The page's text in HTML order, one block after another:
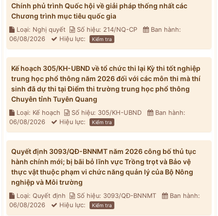
Chính phủ trình Quốc hội về giải pháp thống nhất các
Chương trình mục tiêu quốc gia
Loại: Nghị quyết Số hiệu: 214/NQ-CP
Ban hành:
06/08/2026
Hiệu lực: Kiểm tra
Kế hoạch 305/KH-UBND về tổ chức thi lại Kỳ thi tốt nghiệp
trung học phổ thông năm 2026 đối với các môn thi mà thí
sinh đã dự thi tại Điểm thi trường trung học phổ thông
Chuyên tỉnh Tuyên Quang
Loại: Kế hoạch Số hiệu: 305/KH-UBND
Ban hành:
06/08/2026
Hiệu lực: Kiểm tra
Quyết định 3093/QĐ-BNNMT năm 2026 công bố thủ tục
hành chính mới; bị bãi bỏ lĩnh vực Trồng trọt và Bảo vệ
thực vật thuộc phạm vi chức năng quản lý của Bộ Nông
nghiệp và Môi trường
Loại: Quyết định Số hiệu: 3093/QĐ-BNNMT
Ban hành:
06/08/2026
Hiệu lực: Kiểm tra